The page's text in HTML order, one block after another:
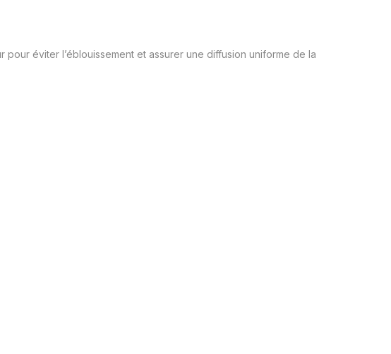
éviter l’éblouissement et assurer une diffusion uniforme de la